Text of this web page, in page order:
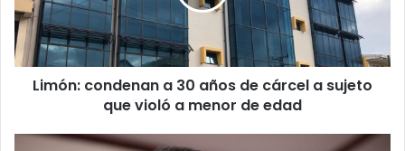
de
cárcel
a
sujeto
que
menor
Limón: condenan a 30 años de cárcel a sujeto
que violó a menor de edad
CNE